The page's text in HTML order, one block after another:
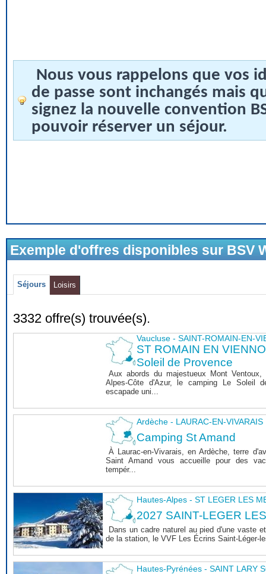
Nous vous rappelons que vos
de passe sont inchangés mais
signez la nouvelle convention
pouvoir réserver un séjour.
Exemple d'offres disponibles sur BSV
Séjours Loisirs
3332 offre(s) trouvée(s).
Vaucluse - SAINT-ROMAIN-EN-
ST ROMAIN EN
Soleil de Provence
Aux abords du majestueux Mont
Alpes-Côte d'Azur, le camping Le Soleil
escapade uni...
Ardèche - LAURAC-EN-VIVARAIS
Camping St Amand
À Laurac-en-Vivarais, en Ardèche, terre
Saint Amand vous accueille pour des
tempér...
Hautes-Alpes - ST LEGER LES
2027 SAINT-LEGER
Dans un cadre naturel au pied d'une vaste
de la station, le VVF Les Écrins Saint-Léger-
Hautes-Pyrénées - SAINT LARY